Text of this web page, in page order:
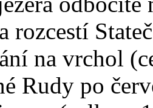
rozcestí
na vrchol
Rudy po